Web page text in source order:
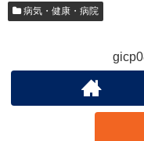
病気・健康・病院